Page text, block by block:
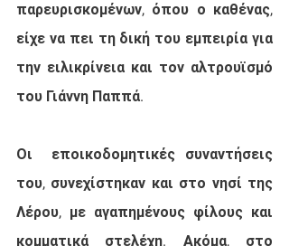
παρευρισκομένων, όπου ο καθένας,
είχε να πει τη δική του εμπειρία για
την ειλικρίνεια και τον αλτρουϊσμό
του Γιάννη Παππά.
Οι  εποικοδομητικές συναντήσεις
του, συνεχίστηκαν και στο νησί της
Λέρου, με αγαπημένους φίλους και
κομματικά στελέχη. Ακόμα, στο